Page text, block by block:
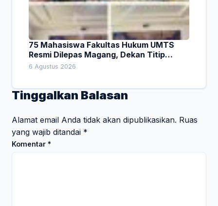
75 Mahasiswa Fakultas Hukum UMTS
Resmi Dilepas Magang, Dekan Titip
Empat Pesan Penting
6 Agustus 2026
Tinggalkan Balasan
Alamat email Anda tidak akan dipublikasikan. Ruas
yang wajib ditandai *
Komentar *